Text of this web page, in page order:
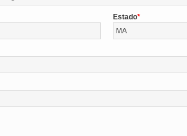
Estado
MA